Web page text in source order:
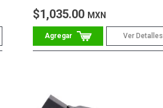
$1,035.00 MXN
Ver Detalles